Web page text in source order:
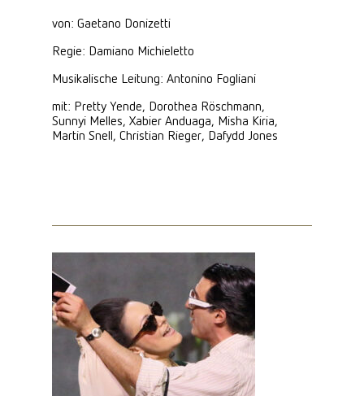
von: Gaetano Donizetti
Regie: Damiano Michieletto
Musikalische Leitung: Antonino Fogliani
mit: Pretty Yende, Dorothea Röschmann,
Sunnyi Melles, Xabier Anduaga, Misha Kiria,
Martin Snell, Christian Rieger, Dafydd Jones